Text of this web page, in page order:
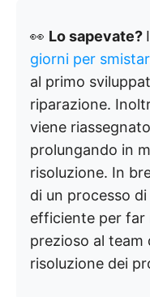
👀 Lo sapevate?
giorni per
al primo
riparazione.
viene
prolungando in
risoluzione. In
di un processo
efficiente per far
prezioso al team
risoluzione dei